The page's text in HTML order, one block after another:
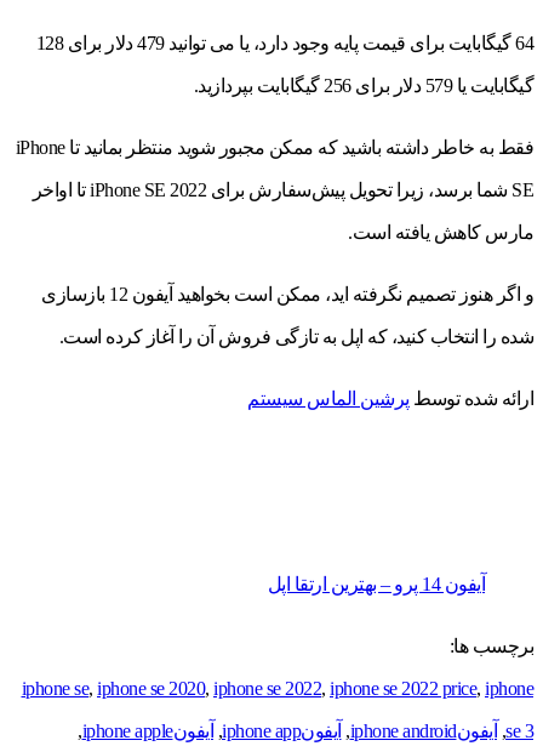
64 گیگابایت برای قیمت پایه وجود دارد، یا می توانید 479 دلار برای 128
گیگابایت یا 579 دلار برای 256 گیگابایت بپردازید.
فقط به خاطر داشته باشید که ممکن مجبور شوید منتظر بمانید تا iPhone
SE شما برسد، زیرا تحویل پیش‌سفارش برای iPhone SE 2022 تا اواخر
مارس کاهش یافته است.
و اگر هنوز تصمیم نگرفته اید، ممکن است بخواهید آیفون 12 بازسازی
شده را انتخاب کنید، که اپل به تازگی فروش آن را آغاز کرده است.
ارائه شده توسط پرشین الماس سیستم
آیفون 14 پرو – بهترین ارتقا اپل
برچسب ها:
iphone se, iphone se 2020, iphone se 2022, iphone se 2022 price, iphone
se 3
, آیفونiphone android , آیفونiphone app , آیفونiphone apple ,